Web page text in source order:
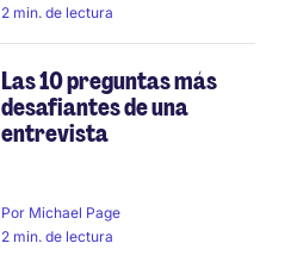
2 min. de lectura
Las 10 preguntas más
desafiantes de una
entrevista
Por Michael Page
2 min. de lectura